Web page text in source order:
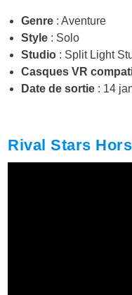
Genre : Aventure
Style : Solo
Studio : Split Light
Casques VR
Date de sortie : 14
Rival Stars